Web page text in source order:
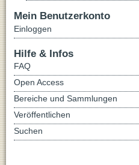
Mein Benutzerkonto
Einloggen
Hilfe & Infos
FAQ
Open Access
Bereiche und Sammlungen
Veröffentlichen
Suchen